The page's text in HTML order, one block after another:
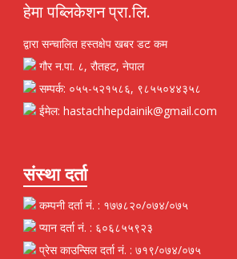
हेमा पब्लिकेशन प्रा.लि.
द्वारा सन्चालित हस्तक्षेप खबर डट कम
गौर न.पा. ८, रौतहट, नेपाल
सम्पर्क: ०५५-५२१५८६, ९८५५०४४३५८
ईमेल: hastachhepdainik@gmail.com
संस्था दर्ता
कम्पनी दर्ता नं. : १७७८२०/०७४/०७५
प्यान दर्ता नं. : ६०६८५५९२३
प्रेस काउन्सिल दर्ता नं. : ७१९/०७४/०७५